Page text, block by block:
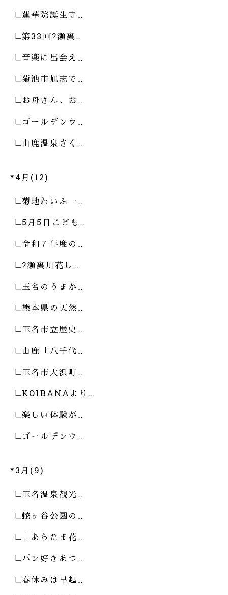
蓮華院誕生寺…
第33回?瀬裏…
音楽に出会え…
菊池市旭志で…
お母さん、お…
ゴールデンウ…
山鹿温泉さく…
4月(12)
菊地わいふ一…
5月5日こども…
令和７年度の…
?瀬裏川花し…
玉名のうまか…
熊本県の天然…
玉名市立歴史…
山鹿「八千代…
玉名市大浜町…
KOIBANAより…
楽しい体験が…
ゴールデンウ…
3月(9)
玉名温泉観光…
蛇ヶ谷公園の…
「あらたま花…
パン好きあつ…
春休みは早起…